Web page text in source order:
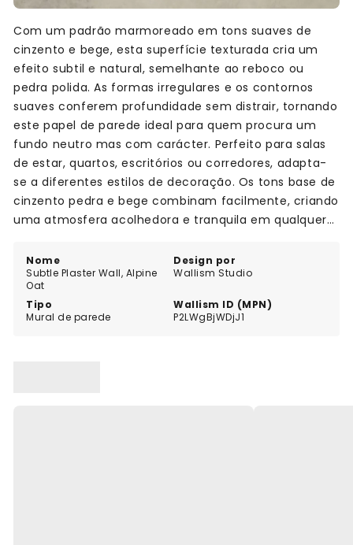
Nome
Subtle Plaster Wall, Alpine
Oat
Design por
Wallism Studio
Tipo
Mural de parede
Wallism ID (MPN)
P2LWgBjWDjJ1
Com um padrão marmoreado em tons suaves de
cinzento e bege, esta superfície texturada cria um
efeito subtil e natural, semelhante ao reboco ou
pedra polida. As formas irregulares e os contornos
suaves conferem profundidade sem distrair, tornando
este papel de parede ideal para quem procura um
fundo neutro mas com carácter. Perfeito para salas
de estar, quartos, escritórios ou corredores, adapta-
se a diferentes estilos de decoração. Os tons base de
cinzento pedra e bege combinam facilmente, criando
uma atmosfera acolhedora e tranquila em qualquer